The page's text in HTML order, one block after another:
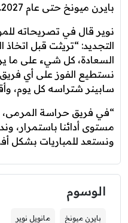
بايرن ميونخ حتى عام 2027.
نوير قال في تصريحاته
التجديد: “تريثت قبل اتخاذ
السعادة، كل شيء على ما
نستطيع الفوز على أي
سابينر شتراسه كل يوم،
“في فريق حراسة
مستوى أدائنا باستمرار،
ونستعد للمباريات بشكل
الوسوم
بايرن ميونخ مانويل نوير